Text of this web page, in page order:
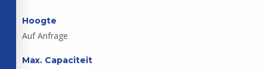
Hoogte
Auf Anfrage
Max. Capaciteit